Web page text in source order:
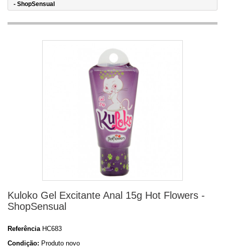
- ShopSensual
Kuloko Gel Excitante Anal 15g Hot Flowers -
ShopSensual
Referência HC683
Condição: Produto novo